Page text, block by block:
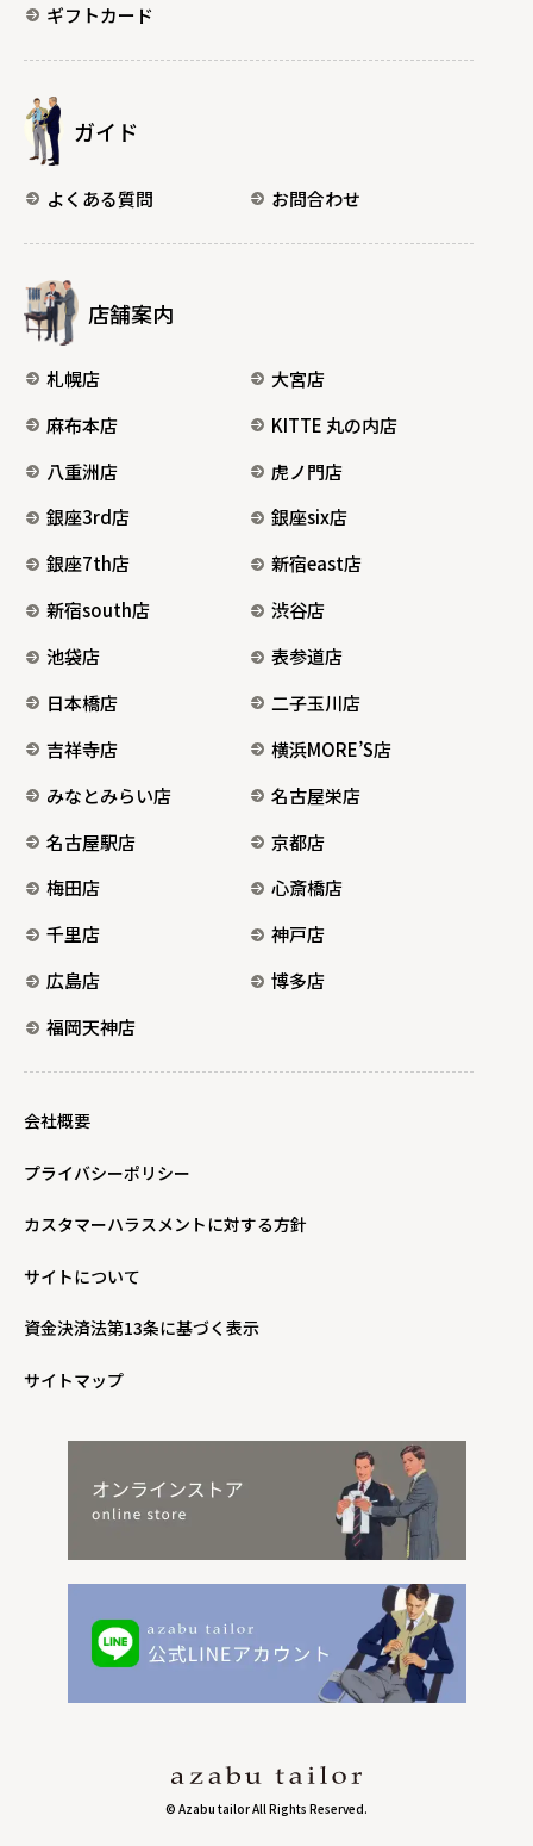
ギフトカード
ガイド
よくある質問 お問合わせ
店舗案内
札幌店
大宮店
麻布本店
KITTE 丸の内店
八重洲店
虎ノ門店
銀座3rd店
銀座six店
銀座7th店
新宿east店
新宿south店
渋谷店
池袋店
表参道店
日本橋店
二子玉川店
吉祥寺店
横浜MORE’S店
みなとみらい店
名古屋栄店
名古屋駅店
京都店
梅田店
心斎橋店
千里店
神戸店
広島店
博多店
福岡天神店
会社概要
プライバシーポリシー
カスタマーハラスメントに対する方針
サイトについて
資金決済法第13条に基づく表示
サイトマップ
© Azabu tailor All Rights Reserved.